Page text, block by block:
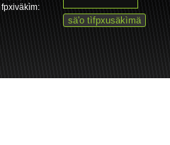
fpxiväkìm: